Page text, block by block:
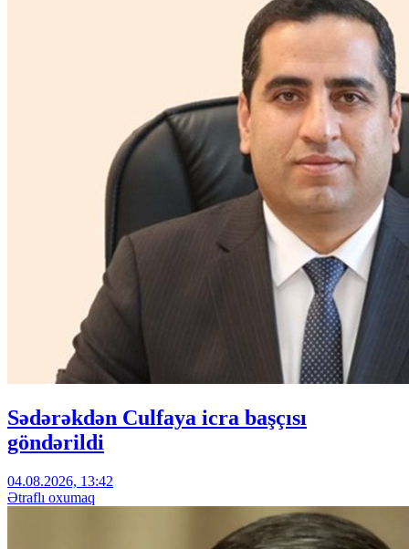
Sədərəkdən Culfaya icra başçısı
göndərildi
04.08.2026, 13:42
Ətraflı oxumaq